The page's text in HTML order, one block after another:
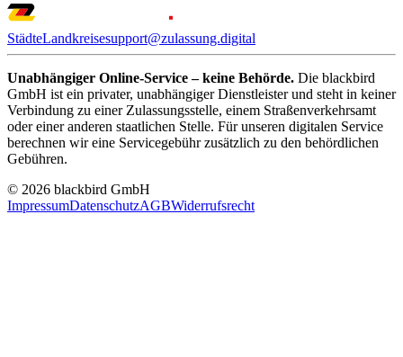
StädteLandkreisesupport@zulassung.digital
Unabhängiger Online-Service – keine Behörde. Die blackbird
GmbH ist ein privater, unabhängiger Dienstleister und steht in keiner
Verbindung zu einer Zulassungsstelle, einem Straßenverkehrsamt
oder einer anderen staatlichen Stelle. Für unseren digitalen Service
berechnen wir eine Servicegebühr zusätzlich zu den behördlichen
Gebühren.
© 2026 blackbird GmbH
ImpressumDatenschutzAGBWiderrufsrecht